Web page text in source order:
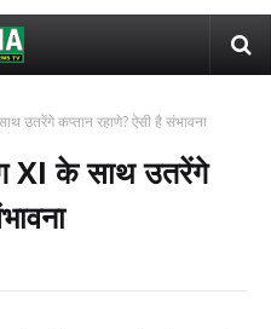
उतरेंगे कप्तान रहाणे? ऐसी है संभावना
XI के साथ उतरेंगे